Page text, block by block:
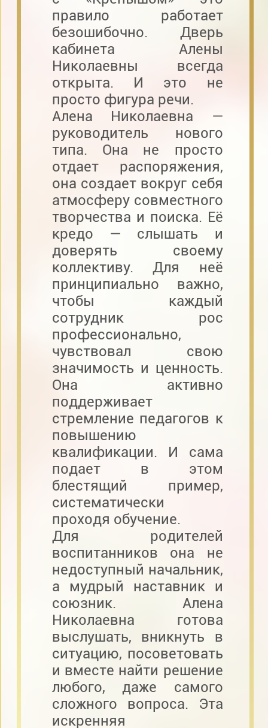
правило работает
безошибочно. Дверь
кабинета Алены
Николаевны всегда
открыта. И это не
просто фигура речи.
Алена Николаевна —
руководитель нового
типа. Она не просто
отдает распоряжения,
она создает вокруг себя
атмосферу совместного
творчества и поиска. Её
кредо — слышать и
доверять своему
коллективу. Для неё
принципиально важно,
чтобы каждый
сотрудник рос
профессионально,
чувствовал свою
значимость и ценность.
Она активно
поддерживает
стремление педагогов к
повышению
квалификации. И сама
подает в этом
блестящий пример,
систематически
проходя обучение.
Для родителей
воспитанников она не
недоступный начальник,
а мудрый наставник и
союзник. Алена
Николаевна готова
выслушать, вникнуть в
ситуацию, посоветовать
и вместе найти решение
любого, даже самого
сложного вопроса. Эта
искренняя